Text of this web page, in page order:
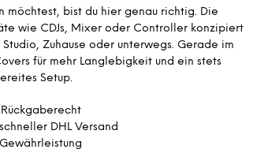
möchtest, bist du hier genau richtig. Die
wie CDJs, Mixer oder Controller konzipiert
Zuhause oder unterwegs. Gerade im
für mehr Langlebigkeit und ein stets
Setup.
Rückgaberecht
DHL Versand